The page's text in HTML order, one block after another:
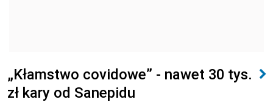
„Kłamstwo covidowe” - nawet 30 tys.
zł kary od Sanepidu